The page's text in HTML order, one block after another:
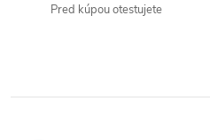
Pred kúpou otestujete